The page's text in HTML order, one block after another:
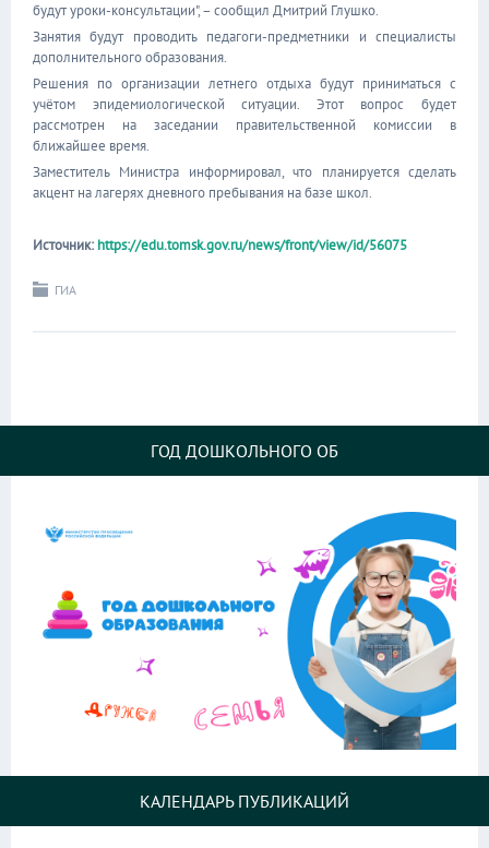
будут уроки-консультации", – сообщил Дмитрий Глушко.
Занятия будут проводить педагоги-предметники и специалисты
дополнительного образования.
Решения по организации летнего отдыха будут приниматься с
учётом эпидемиологической ситуации. Этот вопрос будет
рассмотрен на заседании правительственной комиссии в
ближайшее время.
Заместитель Министра информировал, что планируется сделать
акцент на лагерях дневного пребывания на базе школ.
Источник: https://edu.tomsk.gov.ru/news/front/view/id/56075
ГИА
ГОД ДОШКОЛЬНОГО ОБ
КАЛЕНДАРЬ ПУБЛИКАЦИЙ